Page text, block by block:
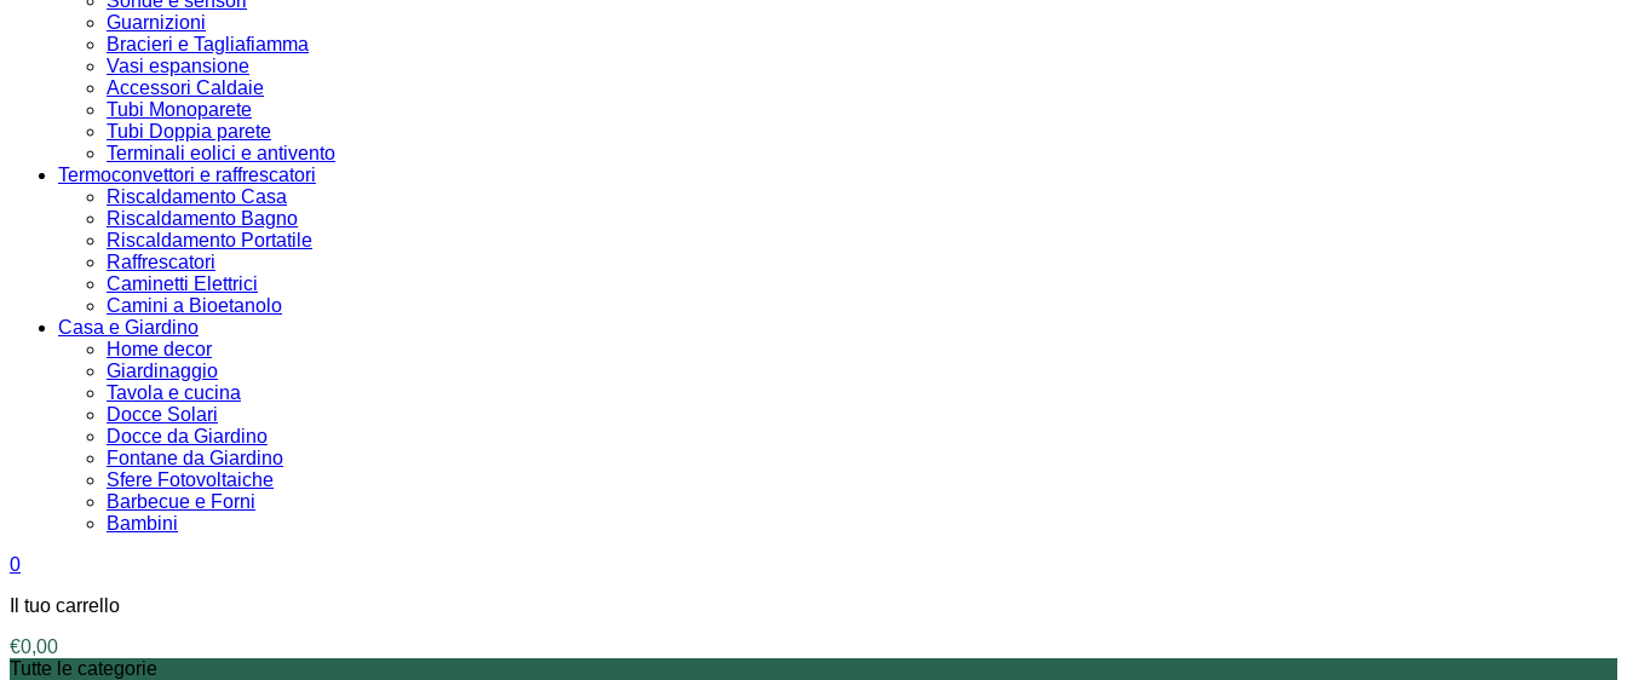
Guarnizioni
Bracieri e Tagliafiamma
Vasi espansione
Accessori Caldaie
Tubi Monoparete
Tubi Doppia parete
Terminali eolici e antivento
Termoconvettori e raffrescatori
Riscaldamento Casa
Riscaldamento Bagno
Riscaldamento Portatile
Raffrescatori
Caminetti Elettrici
Camini a Bioetanolo
Casa e Giardino
Home decor
Giardinaggio
Tavola e cucina
Docce Solari
Docce da Giardino
Fontane da Giardino
Sfere Fotovoltaiche
Barbecue e Forni
Bambini
0
Il tuo carrello
€0,00
Tutte le categorie